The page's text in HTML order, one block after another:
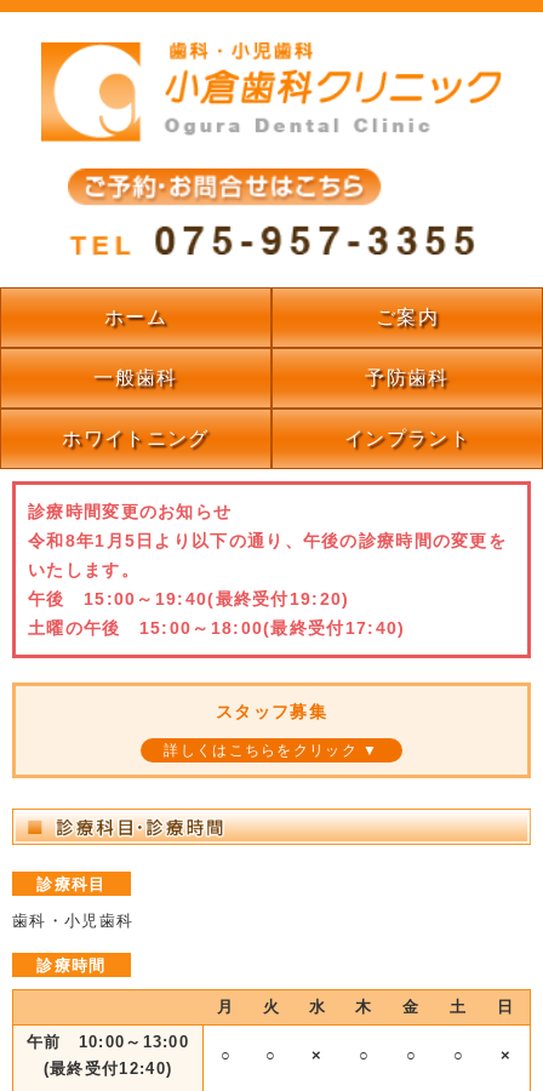
ホーム ご案内
一般歯科 予防歯科
ホワイトニング インプラント
診療時間変更のお知らせ
令和8年1月5日より以下の通り、午後の診療時間の変更を
いたします。
午後 15:00～19:40(最終受付19:20)
土曜の午後 15:00～18:00(最終受付17:40)
スタッフ募集
詳しくはこちらをクリック ▼
診療科目
歯科・小児歯科
診療時間
月 火 水 木 金 土
日
午前 10:00～13:00
(最終受付12:40)
○ ○ × ○ ○ ○ ×